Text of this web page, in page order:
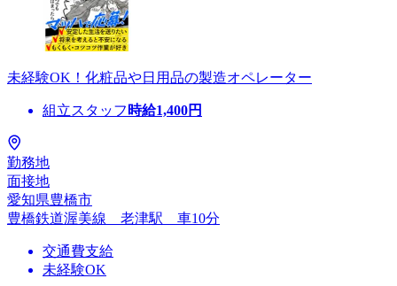
未経験OK！化粧品や日用品の製造オペレーター
組立スタッフ 時給1,400円
勤務地
面接地
愛知県豊橋市
豊橋鉄道渥美線 老津駅 車10分
交通費支給
未経験OK